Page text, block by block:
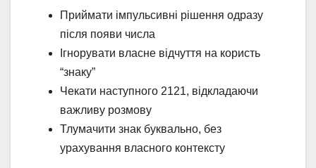
Приймати імпульсивні рішення одразу
після появи числа
Ігнорувати власне відчуття на користь
“знаку”
Чекати наступного 2121, відкладаючи
важливу розмову
Тлумачити знак буквально, без
урахування власного контексту